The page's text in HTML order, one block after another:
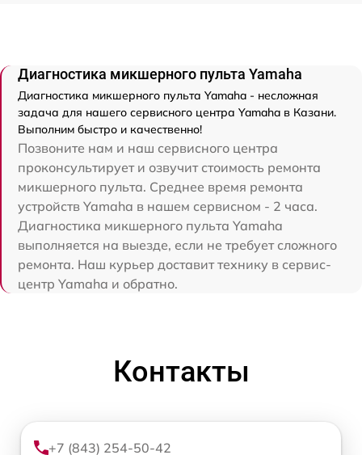
Диагностика микшерного пульта Yamaha
Диагностика микшерного пульта Yamaha - несложная
задача для нашего сервисного центра Yamaha в Казани.
Выполним быстро и качественно!
Позвоните нам и наш сервисного центра
проконсультирует и озвучит стоимость ремонта
микшерного пульта. Среднее время ремонта
устройств Yamaha в нашем сервисном - 2 часа.
Диагностика микшерного пульта Yamaha
выполняется на выезде, если не требует сложного
ремонта. Наш курьер доставит технику в сервис-
центр Yamaha и обратно.
Контакты
+7 (843) 254-50-42